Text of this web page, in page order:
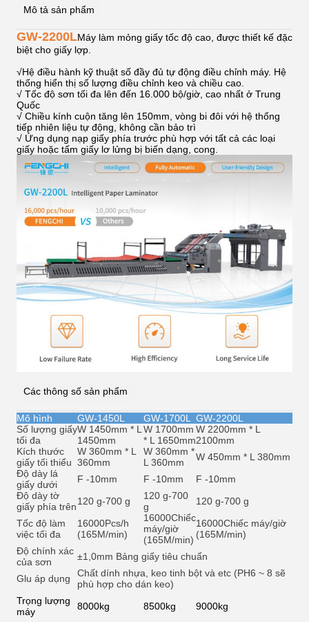
Mô tả sản phẩm
GW-2200LMáy làm mỏng giấy tốc độ cao, được thiết kế đặc
biệt cho giấy lợp.
√Hệ điều hành kỹ thuật số đầy đủ tự động điều chỉnh máy. Hệ
thống hiển thị số lượng điều chỉnh keo và chiều cao.
√ Tốc độ sơn tối đa lên đến 16.000 bộ/giờ, cao nhất ở Trung
Quốc
√ Chiều kính cuộn tăng lên 150mm, vòng bi đôi với hệ thống
tiếp nhiên liệu tự động, không cần bảo trì
√ Ứng dụng nạp giấy phía trước phù hợp với tất cả các loại
giấy hoặc tấm giấy lơ lửng bị biến dạng, cong.
Các thông số sản phẩm
Mô hình GW-1450L GW-1700L
GW-2200L
Số lượng giấy
tối đa
W 1450mm * L
1450mm
W 1700mm
* L 1650mm
W 2200mm * L
2100mm
Kích thước
giấy tối thiểu
W 360mm * L
360mm
W 360mm *
L 360mm
W 450mm * L 380mm
Độ dày lá
giấy dưới
F -10mm F -10mm
F -10mm
Độ dày tờ
giấy phía trên120 g-700 g
120 g-700
g
120 g-700 g
Tốc độ làm
việc tối đa
16000Pcs/h
(165M/min)
16000Chiếc
máy/giờ
(165M/min)
16000Chiếc máy/giờ
(165M/min)
Độ chính xác
của sơn
±1,0mm Bảng giấy tiêu chuẩn
Glu áp dụng
Chất dính nhựa, keo tinh bột và etc (PH6 ~ 8 sẽ
phù hợp cho dán keo)
Trọng lượng
máy
8000kg 8500kg 9000kg